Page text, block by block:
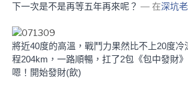
下一次是不是再等五年再來呢？ — 在深坑
將近40度的高溫，戰鬥力果然比不上20度冷
程204km，一路順暢，扛了2包《包中發財》
嗯！開始發財(飲)